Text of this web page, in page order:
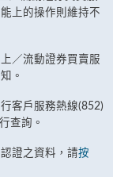
上的操作則維持不
／流動證券買賣服
。
客戶服務熱線(852)
查詢。
證之資料，請按